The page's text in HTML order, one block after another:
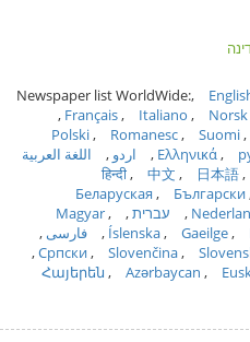
Newspaper list WorldWide:
Français
Italiano Norsk
Polski
Romanesc Suomi
Ελληνικά
اردو
اللغة العربية
हिन्दी
中文 日本語
Беларуская
Български
עברית
Magyar
Íslenska
Gaeilge
فارسی
Српски
Slovenčina
Հայերեն Azərbaycan